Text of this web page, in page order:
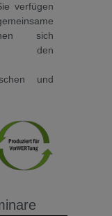
verfügen
sich
den
und